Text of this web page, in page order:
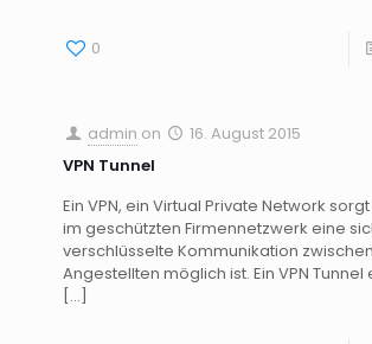
0
admin on
16. August 2015
VPN Tunnel
Ein VPN, ein Virtual Private Network
im geschützten Firmennetzwerk eine
verschlüsselte Kommunikation
Angestellten möglich ist. Ein VPN
[…]